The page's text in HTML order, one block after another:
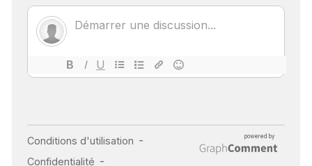
ÉCHO : DES IMAGES
POUR TOUTES LES
18 juil 2022
INSUFFISANCE
CARDIAQUE : LES